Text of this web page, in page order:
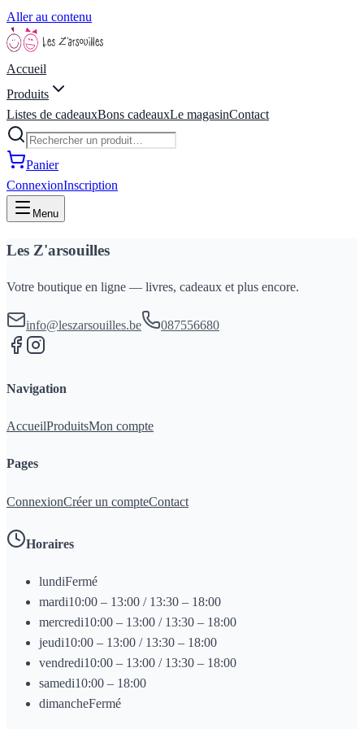
Aller au contenu
Accueil
Produits
Listes de cadeauxBons cadeauxLe magasinContact
Panier
ConnexionInscription
Menu
Les Z'arsouilles
Votre boutique en ligne — livres, cadeaux et plus encore.
info@leszarsouilles.be 087556680
Navigation
AccueilProduitsMon compte
Pages
ConnexionCréer un compteContact
Horaires
lundiFermé
mardi10:00 – 13:00 / 13:30 – 18:00
mercredi10:00 – 13:00 / 13:30 – 18:00
jeudi10:00 – 13:00 / 13:30 – 18:00
vendredi10:00 – 13:00 / 13:30 – 18:00
samedi10:00 – 18:00
dimancheFermé